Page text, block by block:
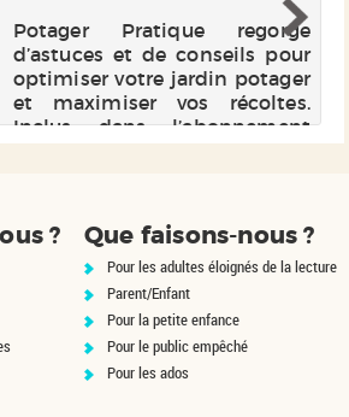
Potager Pratique regorge
d’astuces et de conseils pour
optimiser votre jardin potager
et maximiser vos récoltes.
Inclus dans l’abonnement
Cafeyn Premium, ce titre est
Cafeyn...
? Que faisons-nous ?
Pour les adultes éloignés de la lecture
Parent/Enfant
Pour la petite enfance
Pour le public empêché
Pour les ados